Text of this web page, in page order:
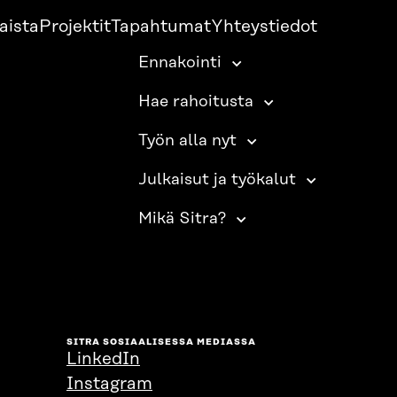
ProjektitTapahtumatYhteystiedot
Ennakointi
Hae rahoitusta
Työn alla nyt
Julkaisut ja työkalut
Mikä Sitra?
SITRA SOSIAALISESSA MEDIASSA
LinkedIn
Instagram